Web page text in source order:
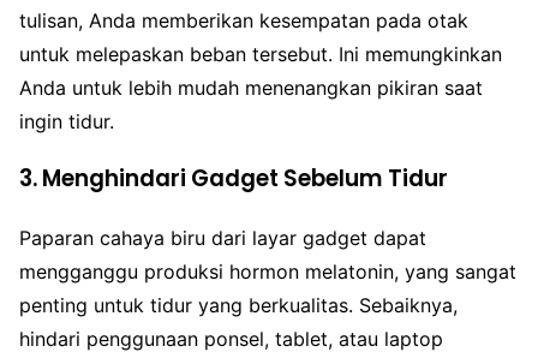
tulisan, Anda memberikan kesempatan pada otak
untuk melepaskan beban tersebut. Ini memungkinkan
Anda untuk lebih mudah menenangkan pikiran saat
ingin tidur.
3. Menghindari Gadget Sebelum Tidur
Paparan cahaya biru dari layar gadget dapat
mengganggu produksi hormon melatonin, yang sangat
penting untuk tidur yang berkualitas. Sebaiknya,
hindari penggunaan ponsel, tablet, atau laptop